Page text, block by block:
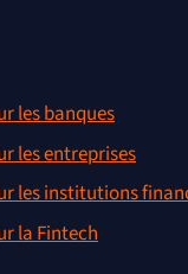
les banques
les entreprises
les institutions
la Fintech